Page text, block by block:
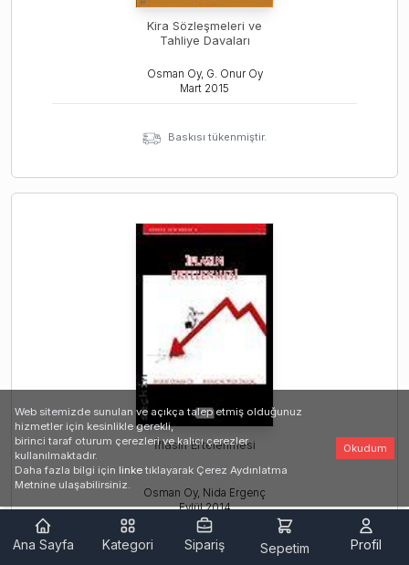
Kira Sözleşmeleri ve
Tahliye Davaları
Osman Oy, G. Onur Oy
Mart 2015
Baskısı tükenmiştir.
İflasın Ertelenmesi
Osman Oy, Nida Ergenç
Eylül 2014
Baskısı tükenmiştir.
Ana Sayfa Kategori Sipariş Sepetim Profil
Web sitemizde sunulan ve açıkça talep etmiş olduğunuz
hizmetler için kesinlikle gerekli,
birinci taraf oturum çerezleri ve kalıcı çerezler
kullanılmaktadır.
Daha fazla bilgi için linke tıklayarak Çerez Aydınlatma
Metnine ulaşabilirsiniz.
Okudum